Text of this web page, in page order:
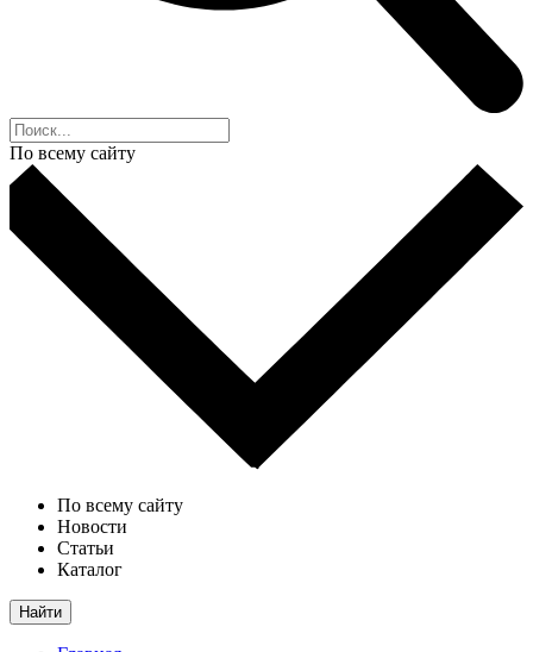
По всему сайту
По всему сайту
Новости
Статьи
Каталог
Найти